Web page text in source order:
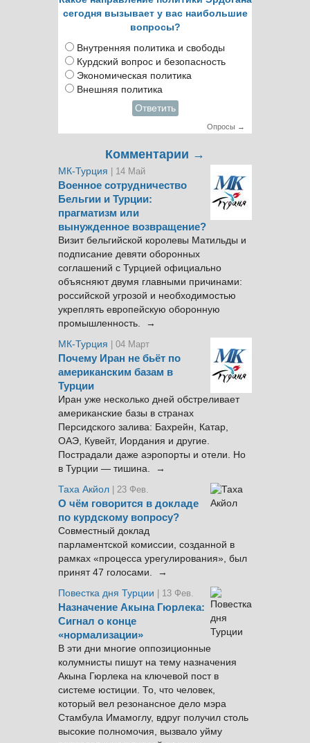
сегодня вызывает у вас наибольшие
вопросы?
Внутренняя политика и свободы
Курдский вопрос и безопасность
Экономическая политика
Внешняя политика
Ответить
Опросы →
Комментарии →
МК-Турция | 14 Май
Военное сотрудничество
Бельгии и Турции:
прагматизм или
вынужденное возвращение?
Визит бельгийской королевы Матильды и
подписание девяти оборонных
соглашений с Турцией официально
объясняют двумя главными причинами:
российской угрозой и необходимостью
укреплять европейскую оборонную
промышленность. →
МК-Турция
| 04 Март
Почему Иран не бьёт по
американским базам в
Турции
Иран уже несколько дней обстреливает
американские базы в странах
Персидского залива: Бахрейн, Катар,
ОАЭ, Кувейт, Иордания и другие.
Пострадали даже аэропорты и отели. Но
в Турции — тишина. →
Таха Акйол | 23 Фев.
О чём говорится в докладе
по курдскому вопросу?
Совместный доклад
парламентской комиссии, созданной в
рамках «процесса урегулирования», был
принят 47 голосами. →
Повестка дня Турции
| 13 Фев.
Назначение Акына Гюрлека:
Сигнал о конце
«нормализации»
В эти дни многие оппозиционные
колумнисты пишут на тему назначения
Акына Гюрлека на ключевой пост в
системе юстиции. То, что человек,
который вел резонансное дело мэра
Стамбула Имамоглу, вдруг получил столь
высокие полномочия, вызвало уйму